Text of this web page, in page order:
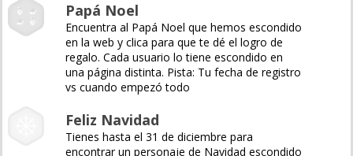
Papá Noel
Encuentra al Papá Noel que hemos escondido
en la web y clica para que te dé el logro de
regalo. Cada usuario lo tiene escondido en
una página distinta. Pista: Tu fecha de registro
vs cuando empezó todo
Feliz Navidad
Tienes hasta el 31 de diciembre para
encontrar un personaje de Navidad escondido